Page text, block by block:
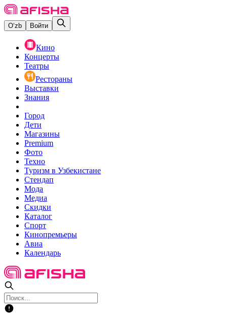
O‘zb Войти
Кино
Концерты
Театры
Рестораны
Выставки
Знания
Город
Дети
Магазины
Premium
Фото
Техно
Туризм в Узбекистане
Стендап
Мода
Медиа
Скидки
Каталог
Спорт
Кинопремьеры
Авиа
Календарь